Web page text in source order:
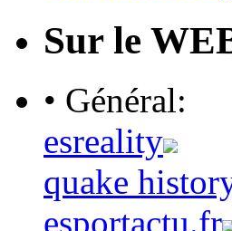
Sur le
• Général:
esreality
quake
esportactu.fr